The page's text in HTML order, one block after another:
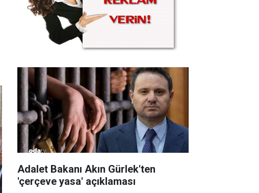
Adalet Bakanı Akın Gürlek'ten
'çerçeve yasa' açıklaması